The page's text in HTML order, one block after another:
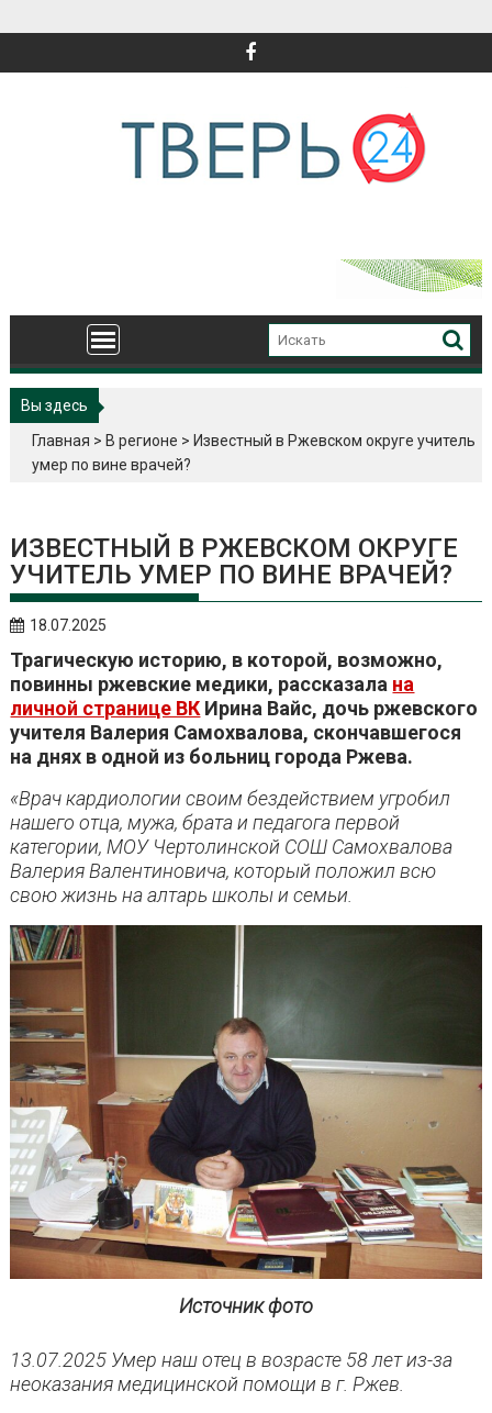
Вы здесь
Главная > В регионе > Известный в Ржевском округе учитель
умер по вине врачей?
ИЗВЕСТНЫЙ В РЖЕВСКОМ ОКРУГЕ
УЧИТЕЛЬ УМЕР ПО ВИНЕ ВРАЧЕЙ?
18.07.2025
Трагическую историю, в которой, возможно,
повинны ржевские медики, рассказала на
личной странице ВК Ирина Вайс, дочь ржевского
учителя Валерия Самохвалова, скончавшегося
на днях в одной из больниц города Ржева.
«Врач кардиологии своим бездействием угробил
нашего отца, мужа, брата и педагога первой
категории, МОУ Чертолинской СОШ Самохвалова
Валерия Валентиновича, который положил всю
свою жизнь на алтарь школы и семьи.
Источник фото
13.07.2025 Умер наш отец в возрасте 58 лет из-за
неоказания медицинской помощи в г. Ржев.